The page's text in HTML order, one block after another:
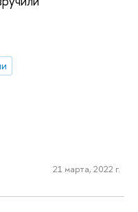
21 марта, 2022 г.